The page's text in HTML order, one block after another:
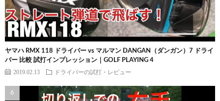
ヤマハ RMX 118 ドライバー vs マルマン DANGAN（ダンガン）7 ドライ
バー 比較 試打インプレッション｜GOLF PLAYING 4
2019.02.13 ドライバーの試打・レビュー